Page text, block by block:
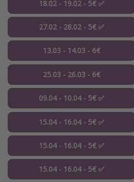
18.02 - 19.02 - 5€ ✅
27.02 - 28.02 - 5€ ✅
13.03 - 14.03 - 6€
25.03 - 26.03 - 6€
09.04 - 10.04 - 5€ ✅
15.04 - 16.04 - 5€ ✅
15.04 - 16.04 - 5€ ✅
15.04 - 16.04 - 5€ ✅